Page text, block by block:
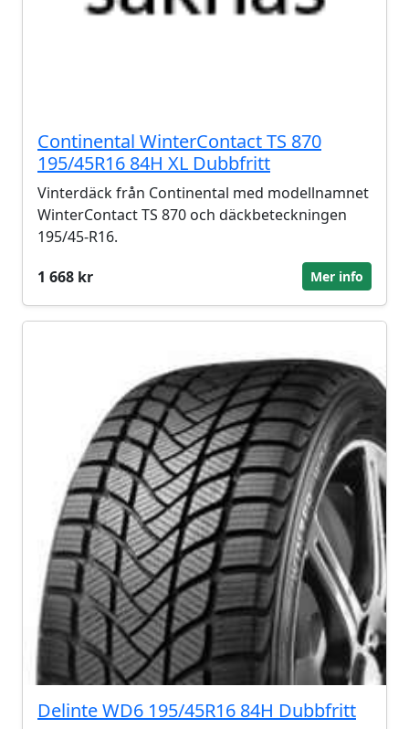
Continental WinterContact TS 870
195/45R16 84H XL Dubbfritt
Vinterdäck från Continental med modellnamnet
WinterContact TS 870 och däckbeteckningen
195/45-R16.
1 668 kr
Mer info
Delinte WD6 195/45R16 84H Dubbfritt